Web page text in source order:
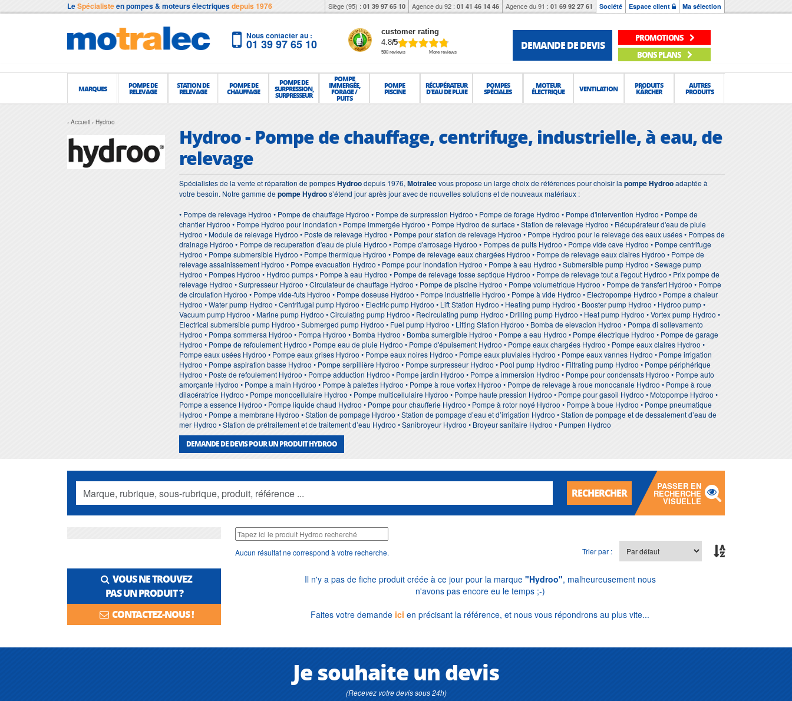
LeSpécialisteen pompes & moteurs électriquesdepuis 1976 Siège (95) : 01 39 97 65 10 Agence du 92 : 01 41 46 14 46 Agence du 91 : 01 69 92 27 61 Société Espace client Ma sélection
Nous contacter au :
01 39 97 65 10
customer rating
4.8/5
598 reviews More reviews
DEMANDE DE DEVIS
PROMOTIONS
BONS PLANS
MARQUES POMPE DE
RELEVAGE
STATION DE
RELEVAGE
POMPE DE
CHAUFFAGE
POMPE DE
SURPRESSION,
SURPRESSEUR
POMPE
IMMERGÉE,
FORAGE /
PUITS
POMPE
PISCINE
RÉCUPÉRATEUR
D'EAU DE PLUIE
POMPES
SPÉCIALES
MOTEUR
ÉLECTRIQUE VENTILATION PRODUITS
KÄRCHER
AUTRES
PRODUITS
Accueil Hydroo
Hydroo - Pompe de chauffage, centrifuge, industrielle, à eau, de
relevage
Spécialistes de la vente et réparation de pompesHydroodepuis 1976, Motralecvous propose un large choix de références pour choisir la pompe Hydrooadaptée à
votre besoin. Notre gamme depompe Hydroos’étend jour après jour avec de nouvelles solutions et de nouveaux matériaux :
• Pompe de relevage Hydroo • Pompe de chauffage Hydroo • Pompe de surpression Hydroo • Pompe de forage Hydroo • Pompe d'intervention Hydroo • Pompe de
chantier Hydroo • Pompe Hydroo pour inondation • Pompe immergée Hydroo • Pompe Hydroo de surface • Station de relevage Hydroo • Récupérateur d'eau de pluie
Hydroo • Module de relevage Hydroo • Poste de relevage Hydroo • Pompe pour station de relevage Hydroo • Pompe Hydroo pour le relevage des eaux usées • Pompes de
drainage Hydroo • Pompe de recuperation d'eau de pluie Hydroo • Pompe d'arrosage Hydroo • Pompes de puits Hydroo • Pompe vide cave Hydroo • Pompe centrifuge
Hydroo • Pompe submersible Hydroo • Pompe thermique Hydroo • Pompe de relevage eaux chargées Hydroo • Pompe de relevage eaux claires Hydroo • Pompe de
relevage assainissement Hydroo • Pompe evacuation Hydroo • Pompe pour inondation Hydroo • Pompe à eau Hydroo • Submersible pump Hydroo • Sewage pump
Hydroo • Pompes Hydroo • Hydroo pumps • Pompe à eau Hydroo • Pompe de relevage fosse septique Hydroo • Pompe de relevage tout a l'egout Hydroo • Prix pompe de
relevage Hydroo • Surpresseur Hydroo • Circulateur de chauffage Hydroo • Pompe de piscine Hydroo • Pompe volumetrique Hydroo • Pompe de transfert Hydroo • Pompe
de circulation Hydroo • Pompe vide-futs Hydroo • Pompe doseuse Hydroo • Pompe industrielle Hydroo • Pompe à vide Hydroo • Electropompe Hydroo • Pompe a chaleur
Hydroo • Water pump Hydroo • Centrifugal pump Hydroo • Electric pump Hydroo • Lift Station Hydroo • Heating pump Hydroo • Booster pump Hydroo • Hydroo pump •
Vacuum pump Hydroo • Marine pump Hydroo • Circulating pump Hydroo • Recirculating pump Hydroo • Drilling pump Hydroo • Heat pump Hydroo • Vortex pump Hydroo •
Electrical submersible pump Hydroo • Submerged pump Hydroo • Fuel pump Hydroo • Lifting Station Hydroo • Bomba de elevacion Hydroo • Pompa di sollevamento
Hydroo • Pompa sommersa Hydroo • Pompa Hydroo • Bomba Hydroo • Bomba sumergible Hydroo • Pompe a eau Hydroo • Pompe électrique Hydroo • Pompe de garage
Hydroo • Pompe de refoulement Hydroo • Pompe eau de pluie Hydroo • Pompe d'épuisement Hydroo • Pompe eaux chargées Hydroo • Pompe eaux claires Hydroo •
Pompe eaux usées Hydroo • Pompe eaux grises Hydroo • Pompe eaux noires Hydroo • Pompe eaux pluviales Hydroo • Pompe eaux vannes Hydroo • Pompe irrigation
Hydroo • Pompe aspiration basse Hydroo • Pompe serpillière Hydroo • Pompe surpresseur Hydroo • Pool pump Hydroo • Filtrating pump Hydroo • Pompe périphérique
Hydroo • Poste de refoulement Hydroo • Pompe adduction Hydroo • Pompe jardin Hydroo • Pompe a immersion Hydroo • Pompe pour condensats Hydroo • Pompe auto
amorçante Hydroo • Pompe a main Hydroo • Pompe à palettes Hydroo • Pompe à roue vortex Hydroo • Pompe de relevage à roue monocanale Hydroo • Pompe à roue
dilacératrice Hydroo • Pompe monocellulaire Hydroo • Pompe multicellulaire Hydroo • Pompe haute pression Hydroo • Pompe pour gasoil Hydroo • Motopompe Hydroo •
Pompe a essence Hydroo • Pompe liquide chaud Hydroo • Pompe pour chaufferie Hydroo • Pompe à rotor noyé Hydroo • Pompe à boue Hydroo • Pompe pneumatique
Hydroo • Pompe a membrane Hydroo • Station de pompage Hydroo • Station de pompage d’eau et d’irrigation Hydroo • Station de pompage et de dessalement d’eau de
mer Hydroo • Station de prétraitement et de traitement d’eau Hydroo • Sanibroyeur Hydroo • Broyeur sanitaire Hydroo • Pumpen Hydroo
DEMANDE DE DEVIS POUR UN PRODUIT HYDROO
RECHERCHER
PASSER EN
RECHERCHE
VISUELLE
VOUS NE TROUVEZ
PAS UN PRODUIT ?
CONTACTEZ-NOUS !
Aucun résultat ne correspond à votre recherche. Trier par :
Il n'y a pas de fiche produit créée à ce jour pour la marque "Hydroo", malheureusement nous
n'avons pas encore eu le temps ;-)
Faites votre demande ici en précisant la référence, et nous vous répondrons au plus vite...
Je souhaite un devis
(Recevez votre devis sous 24h)